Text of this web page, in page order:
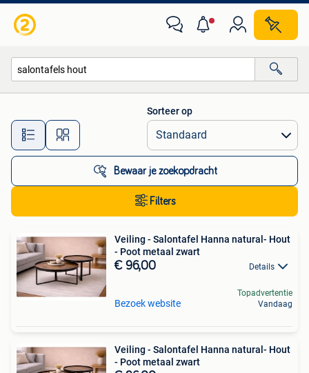
Alle afstanden…
Sorteer op
Bewaar je zoekopdracht
Filters
Veiling - Salontafel Hanna natural- Hout
- Poot metaal zwart
€ 96,00 Details
Bezoek website
Topadvertentie
Vandaag
Veiling - Salontafel Hanna natural- Hout
- Poot metaal zwart